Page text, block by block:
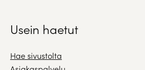
Usein haetut
Hae sivustolta